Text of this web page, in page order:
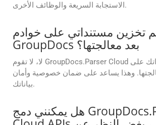
الاستجابة السريعة والوظائف الأخرى.
تخزين مستنداتي على خوادم
GroupDocs بعد معالجتها؟
لا، لا تقوم GroupDocs.Parser Cloud بتخزين مستنداتك على
وهذا يساعد على ضمان خصوصية وأمان
بياناتك.
هل يمكنني دمج GroupDocs.Parser